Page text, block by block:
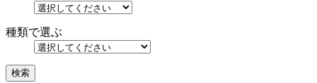
種類で選ぶ